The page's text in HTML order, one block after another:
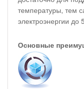
температуры, тем
электроэнергии до
Основные